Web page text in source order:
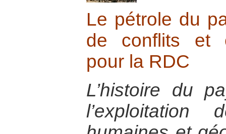
Le pétrole du
de conflits et
pour la RDC
L’histoire du
l’exploitation